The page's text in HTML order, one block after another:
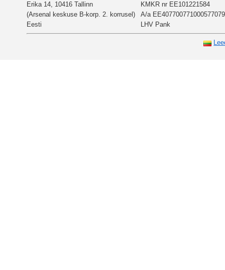
Erika 14, 10416 Tallinn
(Arsenal keskuse B-korp. 2. korrusel)
Eesti
KMKR nr EE101221584
A/a EE407700771000577079
LHV Pank